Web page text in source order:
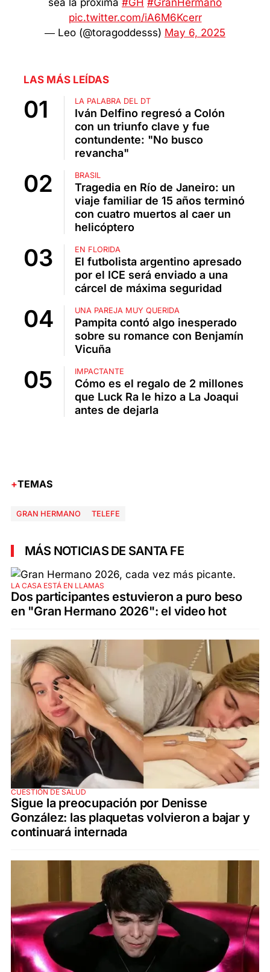
sea la próxima #GH #GranHermano
pic.twitter.com/iA6M6Kcerr
— Leo (@toragoddesss) May 6, 2025
LAS MÁS LEÍDAS
LA PALABRA DEL DT
Iván Delfino regresó a Colón
con un triunfo clave y fue
contundente: "No busco
revancha"
BRASIL
Tragedia en Río de Janeiro: un
viaje familiar de 15 años terminó
con cuatro muertos al caer un
helicóptero
EN FLORIDA
El futbolista argentino apresado
por el ICE será enviado a una
cárcel de máxima seguridad
UNA PAREJA MUY QUERIDA
Pampita contó algo inesperado
sobre su romance con Benjamín
Vicuña
IMPACTANTE
Cómo es el regalo de 2 millones
que Luck Ra le hizo a La Joaqui
antes de dejarla
TEMAS
GRAN HERMANO TELEFE
MÁS NOTICIAS DE SANTA FE
LA CASA ESTÁ EN LLAMAS
Dos participantes estuvieron a puro beso
en "Gran Hermano 2026": el video hot
CUESTIÓN DE SALUD
Sigue la preocupación por Denisse
González: las plaquetas volvieron a bajar y
continuará internada